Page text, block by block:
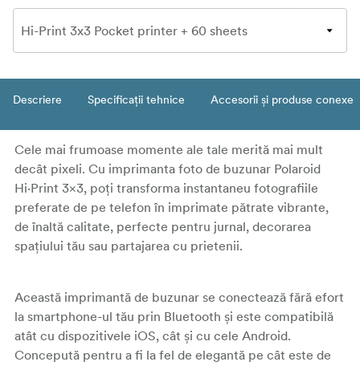
Descriere Specificații tehnice Accesorii și produse conexe
Cele mai frumoase momente ale tale merită mai mult
decât pixeli. Cu imprimanta foto de buzunar Polaroid
Hi·Print 3×3, poți transforma instantaneu fotografiile
preferate de pe telefon în imprimate pătrate vibrante,
de înaltă calitate, perfecte pentru jurnal, decorarea
spațiului tău sau partajarea cu prietenii.
Această imprimantă de buzunar se conectează fără efort
la smartphone-ul tău prin Bluetooth și este compatibilă
atât cu dispozitivele iOS, cât și cu cele Android.
Concepută pentru a fi la fel de elegantă pe cât este de